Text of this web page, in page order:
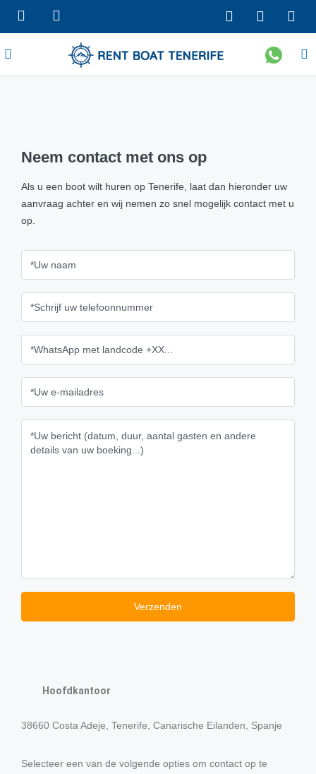
Neem contact met ons op
Als u een boot wilt huren op Tenerife, laat dan hieronder uw
aanvraag achter en wij nemen zo snel mogelijk contact met u
op.
Hoofdkantoor
38660 Costa Adeje, Tenerife, Canarische Eilanden, Spanje
Selecteer een van de volgende opties om contact op te